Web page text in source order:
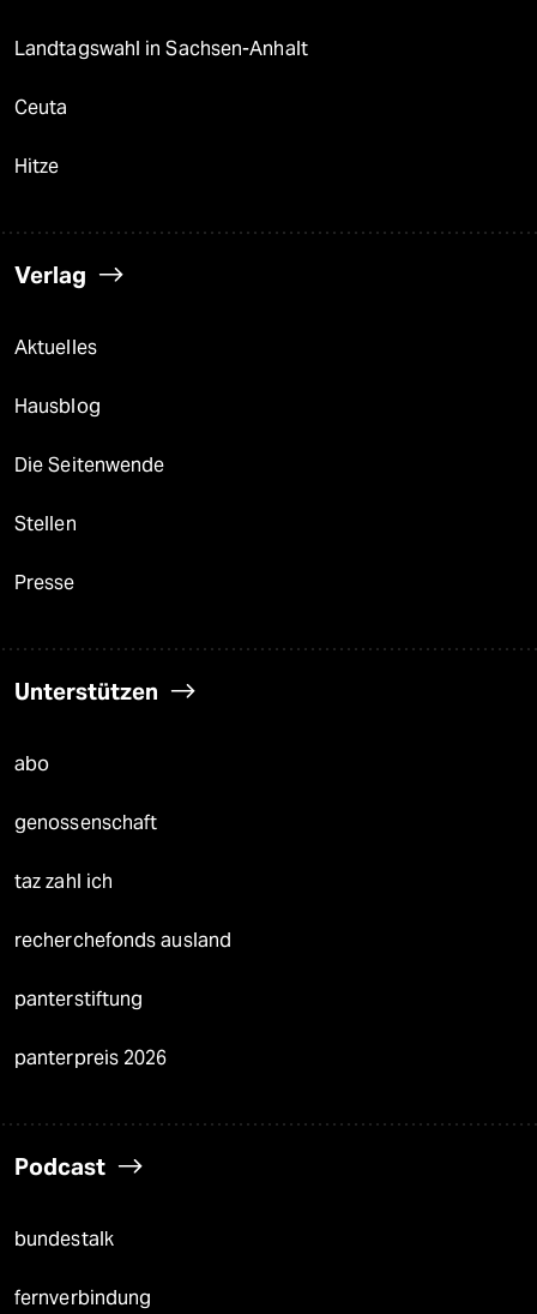
Landtagswahl in Sachsen-Anhalt
Ceuta
Hitze
Verlag
Aktuelles
Hausblog
Die Seitenwende
Stellen
Presse
Unterstützen
abo
genossenschaft
taz zahl ich
recherchefonds ausland
panterstiftung
panterpreis 2026
Podcast
bundestalk
fernverbindung